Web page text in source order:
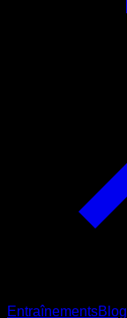
EntraînementsBlog